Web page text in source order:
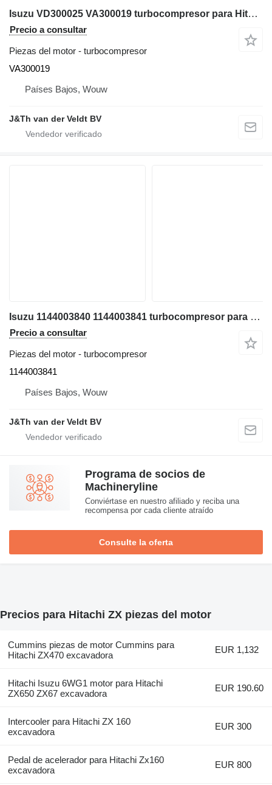
Isuzu VD300025 VA300019 turbocompresor para Hitachi ZX600 ZX800 JD600C ZX650H ZX850H JD800LC ZX670-5G ZX870-5G maquinaria de construcción
Precio a consultar
Piezas del motor - turbocompresor
VA300019
Países Bajos, Wouw
J&Th van der Veldt BV
Isuzu 1144003840 1144003841 turbocompresor para Hitachi ZX600 ZX800 JD600C ZX650H ZX850H JD800LC ZX670-5G ZX870-5G excavadora
Precio a consultar
Piezas del motor - turbocompresor
1144003841
Países Bajos, Wouw
J&Th van der Veldt BV
Programa de socios de
Machineryline
Conviértase en nuestro afiliado y reciba una
recompensa por cada cliente atraído
Consulte la oferta
Precios para Hitachi ZX piezas del motor
Cummins piezas de motor Cummins para
Hitachi ZX470 excavadora
EUR 1,132
Hitachi Isuzu 6WG1 motor para Hitachi
ZX650 ZX67 excavadora
EUR 190.60
Intercooler para Hitachi ZX 160
excavadora
EUR 300
Pedal de acelerador para Hitachi Zx160
excavadora
EUR 800